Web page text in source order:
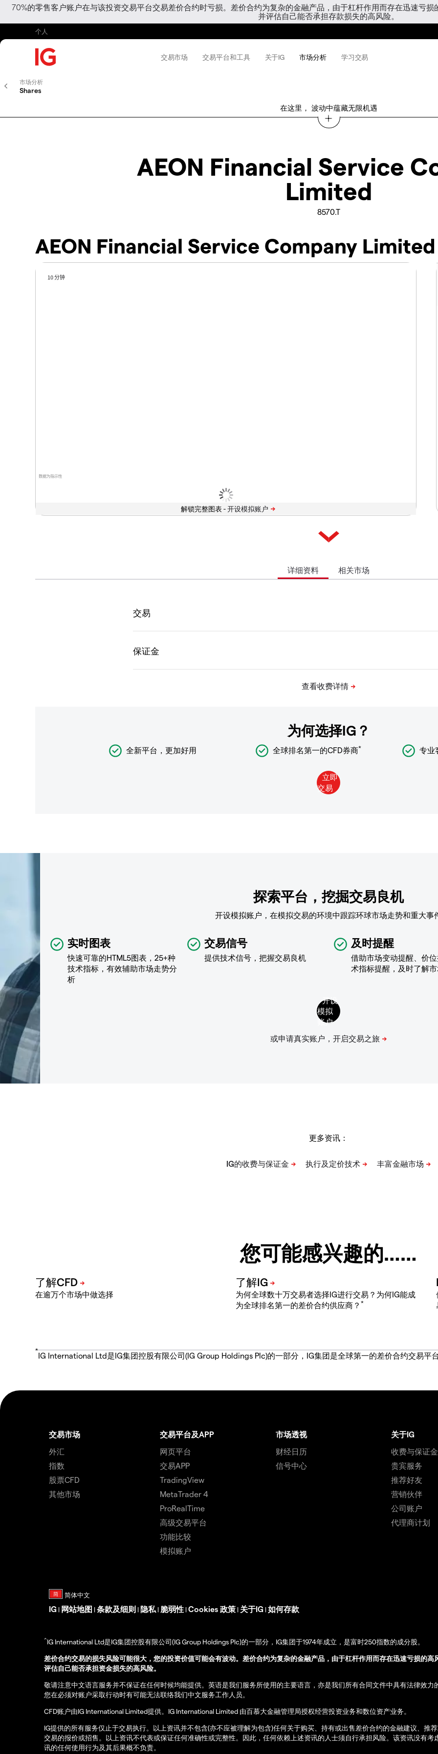
70%的零售客户账户在与该投资交易平台交易差价合约时亏损。差价合约为复杂的金融产品，由于杠杆作用而存在迅速亏
并评估自己能否承担存款损失的高风险。
个人
交易市场 交易平台和工具 关于IG 市场分析 学习交易
市场分析
Shares
在这里， 波动中蕴藏无限机遇
AEON Financial Service
Limited
8570.T
AEON Financial Service Company
数据为指示性
10 分钟
解锁完整图表 -
详细资料 相关市场
为何选择IG？
全新平台，更加好用 全球排名第一的CFD券商* 专业
探索平台，挖掘交易良机
开设模拟账户，在模拟交易的环境中跟踪环球市场走势和重大事
实时图表
快速可靠的HTML5图表，25+种
技术指标，有效辅助市场走势分
析
交易信号
提供技术信号，把握交易良机
及时提醒
借助市场变动提醒、价
术指标提醒，及时了解
更多资讯：
您可能感兴趣的……
在逾万个市场中做选择
为何全球数十万交易者选择IG进行交易？为何IG能成
为全球排名第一的差价合约供应商？ *
*
IG International Ltd是IG集团控股有限公司(IG Group Holdings Plc)的一部分，IG集团是全球第一的差价合约交易平
交易市场
外汇
指数
股票CFD
其他市场
交易平台及APP
网页平台
交易APP
TradingView
MetaTrader 4
ProRealTime
高级交易平台
功能比较
模拟账户
市场透视
财经日历
信号中心
关于IG
收费与保证金
贵宾服务
推荐好友
营销伙伴
公司账户
代理商计划
IG | 网站地图 | 条款及细则 | 隐私 | 脆弱性 | Cookies 政策 | 关于IG | 如何存款
^IG International Ltd是IG集团控股有限公司(IG Group Holdings Plc)的一部分，IG集团于1974年成立，是富时250指数的成分股。
差价合约交易的损失风险可能很大，您的投资价值可能会有波动。差价合约为复杂的金融产品，由于杠杆作用而存在迅速亏损的
评估自己能否承担资金损失的高风险。
敬请注意中文语言服务并不保证在任何时候均能提供。英语是我们服务所使用的主要语言，亦是我们所有合同文件中具有法律效力
您在必须对账户采取行动时有可能无法联络我们中文服务工作人员。
CFD账户由IG International Limited提供。IG International Limited 由百慕大金融管理局授权经营投资业务和数位资产业务。
IG提供的所有服务仅止于交易执行。以上资讯并不包含(亦不应被理解为包含)任何关于购买、持有或出售差价合约的金融建议、推
交易的报价或招售。以上资讯不代表或保证任何准确性或完整性。因此，任何依赖上述资讯的人士须自行承担风险。该资讯没有
讯的任何使用行为及其后果概不负责。